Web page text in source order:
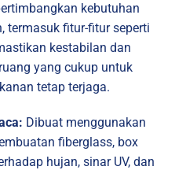
kebutuhan
termasuk fitur-fitur seperti
kestabilan dan
yang cukup untuk
tetap terjaga.
Dibuat menggunakan
fiberglass, box
hujan, sinar UV, dan